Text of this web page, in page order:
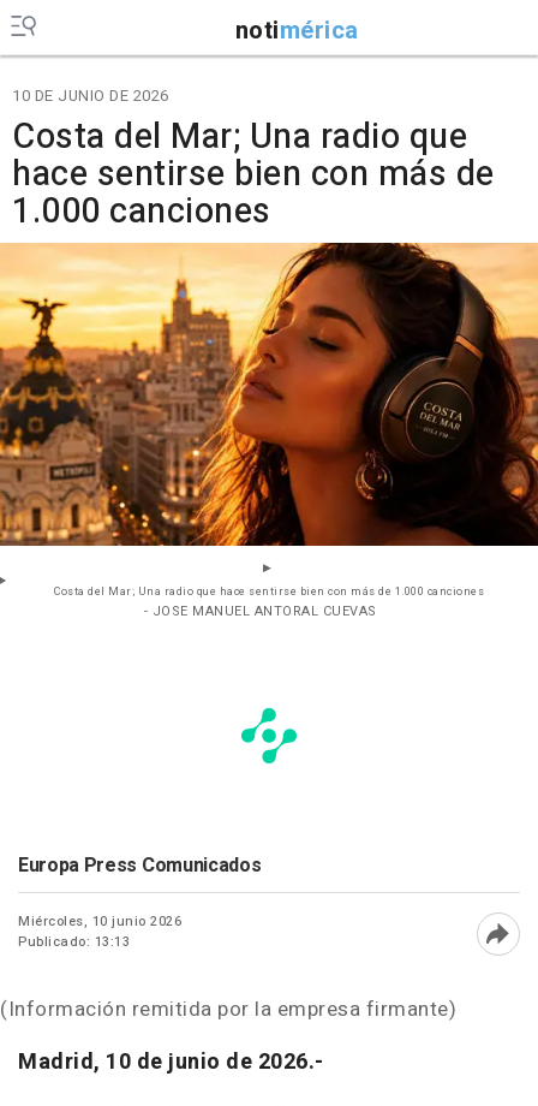
notimérica
10 DE JUNIO DE 2026
Costa del Mar; Una radio que
hace sentirse bien con más de
1.000 canciones
Costa del Mar; Una radio que hace sentirse bien con más de 1.000 canciones
- JOSE MANUEL ANTORAL CUEVAS
Europa Press Comunicados
Miércoles, 10 junio 2026
Publicado: 13:13
(Información remitida por la empresa firmante)
Madrid, 10 de junio de 2026.-